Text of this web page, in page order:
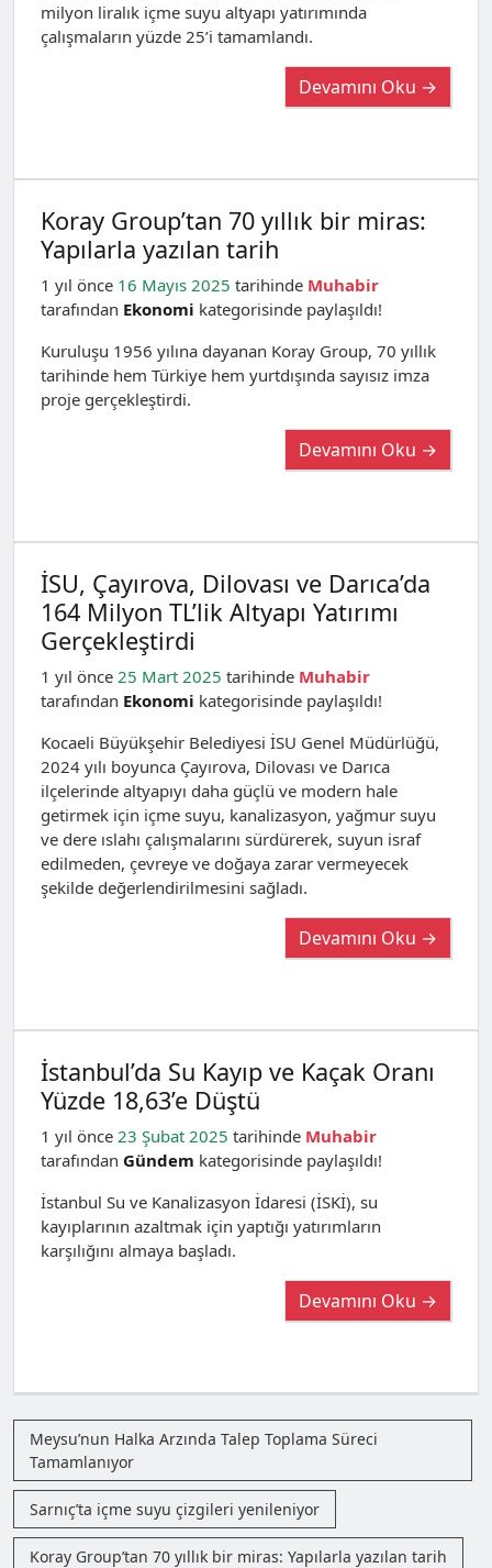
milyon liralık içme suyu altyapı yatırımında
çalışmaların yüzde 25’i tamamlandı.
Devamını Oku →
Koray Group’tan 70 yıllık bir miras:
Yapılarla yazılan tarih
1 yıl önce 16 Mayıs 2025 tarihinde Muhabir
tarafından Ekonomi kategorisinde paylaşıldı!
Kuruluşu 1956 yılına dayanan Koray Group, 70 yıllık
tarihinde hem Türkiye hem yurtdışında sayısız imza
proje gerçekleştirdi.
Devamını Oku →
İSU, Çayırova, Dilovası ve Darıca’da
164 Milyon TL’lik Altyapı Yatırımı
Gerçekleştirdi
1 yıl önce 25 Mart 2025 tarihinde Muhabir
tarafından Ekonomi kategorisinde paylaşıldı!
Kocaeli Büyükşehir Belediyesi İSU Genel Müdürlüğü,
2024 yılı boyunca Çayırova, Dilovası ve Darıca
ilçelerinde altyapıyı daha güçlü ve modern hale
getirmek için içme suyu, kanalizasyon, yağmur suyu
ve dere ıslahı çalışmalarını sürdürerek, suyun israf
edilmeden, çevreye ve doğaya zarar vermeyecek
şekilde değerlendirilmesini sağladı.
Devamını Oku →
İstanbul’da Su Kayıp ve Kaçak Oranı
Yüzde 18,63’e Düştü
1 yıl önce 23 Şubat 2025 tarihinde Muhabir
tarafından Gündem kategorisinde paylaşıldı!
İstanbul Su ve Kanalizasyon İdaresi (İSKİ), su
kayıplarının azaltmak için yaptığı yatırımların
karşılığını almaya başladı.
Devamını Oku →
Meysu’nun Halka Arzında Talep Toplama Süreci
Tamamlanıyor
Sarnıç’ta içme suyu çizgileri yenileniyor
Koray Group’tan 70 yıllık bir miras: Yapılarla yazılan tarih